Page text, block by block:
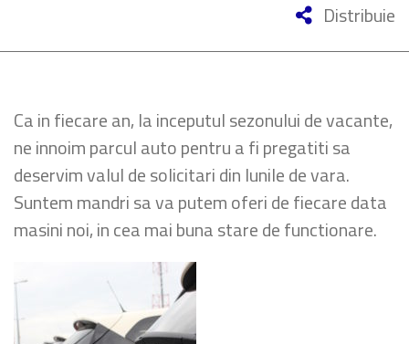
Distribuie
Ca in fiecare an, la inceputul sezonului de vacante,
ne innoim parcul auto pentru a fi pregatiti sa
deservim valul de solicitari din lunile de vara.
Suntem mandri sa va putem oferi de fiecare data
masini noi, in cea mai buna stare de functionare.